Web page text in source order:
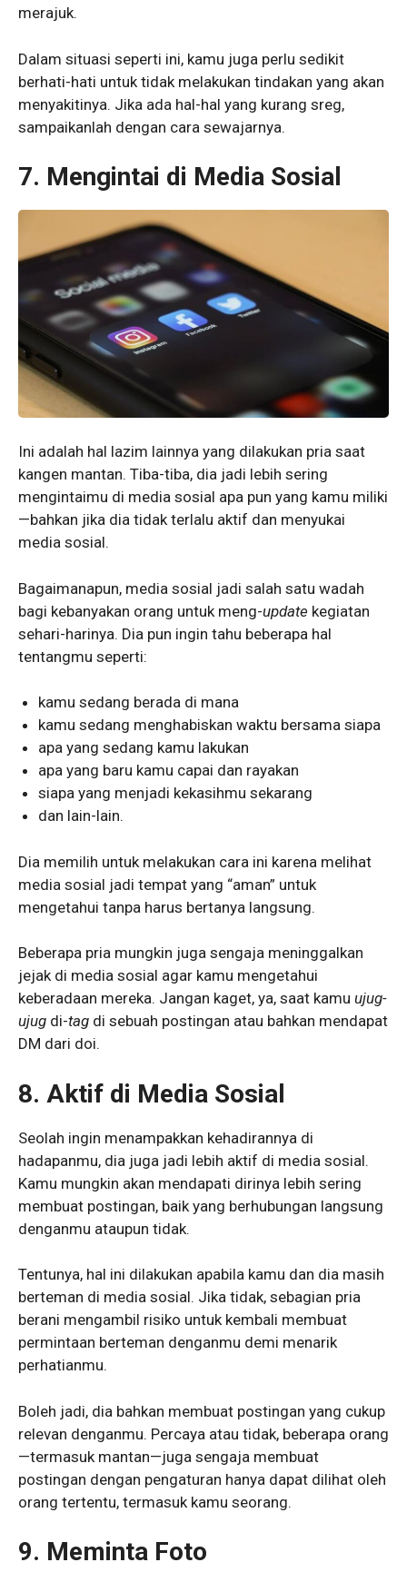
merajuk.
Dalam situasi seperti ini, kamu juga perlu sedikit
berhati-hati untuk tidak melakukan tindakan yang akan
menyakitinya. Jika ada hal-hal yang kurang sreg,
sampaikanlah dengan cara sewajarnya.
7. Mengintai di Media Sosial
Ini adalah hal lazim lainnya yang dilakukan pria saat
kangen mantan. Tiba-tiba, dia jadi lebih sering
mengintaimu di media sosial apa pun yang kamu miliki
—bahkan jika dia tidak terlalu aktif dan menyukai
media sosial.
Bagaimanapun, media sosial jadi salah satu wadah
bagi kebanyakan orang untuk meng-update kegiatan
sehari-harinya. Dia pun ingin tahu beberapa hal
tentangmu seperti:
kamu sedang berada di mana
kamu sedang menghabiskan waktu bersama siapa
apa yang sedang kamu lakukan
apa yang baru kamu capai dan rayakan
siapa yang menjadi kekasihmu sekarang
dan lain-lain.
Dia memilih untuk melakukan cara ini karena melihat
media sosial jadi tempat yang “aman” untuk
mengetahui tanpa harus bertanya langsung.
Beberapa pria mungkin juga sengaja meninggalkan
jejak di media sosial agar kamu mengetahui
keberadaan mereka. Jangan kaget, ya, saat kamu ujug-
ujug di-tag di sebuah postingan atau bahkan mendapat
DM dari doi.
8. Aktif di Media Sosial
Seolah ingin menampakkan kehadirannya di
hadapanmu, dia juga jadi lebih aktif di media sosial.
Kamu mungkin akan mendapati dirinya lebih sering
membuat postingan, baik yang berhubungan langsung
denganmu ataupun tidak.
Tentunya, hal ini dilakukan apabila kamu dan dia masih
berteman di media sosial. Jika tidak, sebagian pria
berani mengambil risiko untuk kembali membuat
permintaan berteman denganmu demi menarik
perhatianmu.
Boleh jadi, dia bahkan membuat postingan yang cukup
relevan denganmu. Percaya atau tidak, beberapa orang
—termasuk mantan—juga sengaja membuat
postingan dengan pengaturan hanya dapat dilihat oleh
orang tertentu, termasuk kamu seorang.
9. Meminta Foto